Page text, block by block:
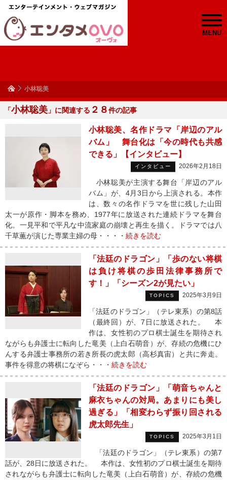
MENU
小林聡美
「小林聡美 」に関連する ２８件の記事
小林聡美、名作ドラマ「岸辺のアル
バム」 舞台化は「今の時代も共感
できる」【インタビュー】
インタビュー 2026年2月18日
小林聡美が主演する舞台「岸辺のアル
バム」が、4月3日から上演される。本作
は、数々の名作ドラマを世に残した山田
太一が原作・脚本を務め、1977年に放送された連続ドラマを舞台
化。一見平和で平凡な中流家庭の崩壊と再生を描く。ドラマでは八
千草薫が演じた専業主婦の母・・・・ 続きを読む
「法廷のドラゴン」「歩のない将棋
は負け将棋の歩田法律事務所で
す！」「シーズン2が見たい」
TOPICS 2025年3月9日
「法廷のドラゴン」（テレ東系）の第8話
（最終回）が、7日に放送された。 本
作は、女性初のプロ棋士誕生を期待され
ながらも弁護士に転向した竜美（上白石萌音）が、存続の危機にひ
んする弁護士事務所の若き所長の虎太郎（高杉真宙）と共に奔走。
事件を得意の将棋になぞら・・・ 続きを読む
「法廷のドラゴン」「萌音ちゃんと
麻衣ちゃんの対局。あまりにも美し
過ぎる」「相変わらず振り回される
虎太郎先生」
TOPICS 2025年3月1日
「法廷のドラゴン」（テレ東系）の第7
話が、28日に放送された。 本作は、女性初のプロ棋士誕生を期待
されながらも弁護士に転向した竜美（上白石萌音）が、存続の危機